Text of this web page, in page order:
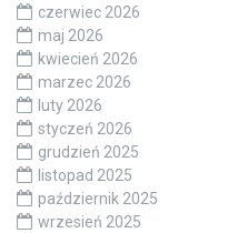
czerwiec 2026
maj 2026
kwiecień 2026
marzec 2026
luty 2026
styczeń 2026
grudzień 2025
listopad 2025
październik 2025
wrzesień 2025